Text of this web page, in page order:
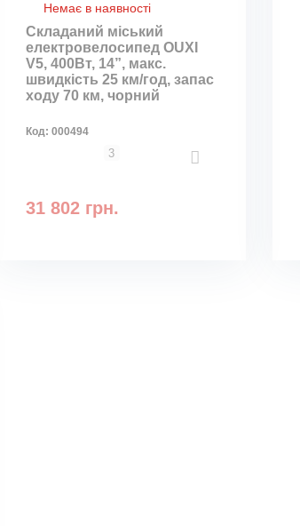
Немає в наявності
Складаний міський
електровелосипед OUXI
V5, 400Вт, 14”, макс.
швидкість 25 км/год, запас
ходу 70 км, чорний
Код: 000494
3
31 802 грн.